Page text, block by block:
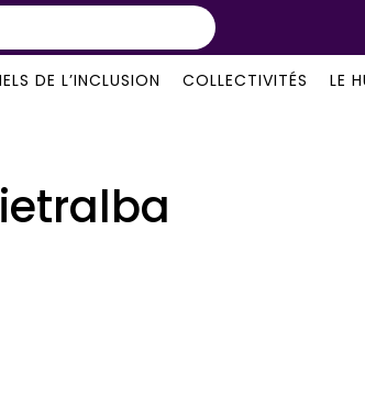
DE L’INCLUSION COLLECTIVITÉS LE